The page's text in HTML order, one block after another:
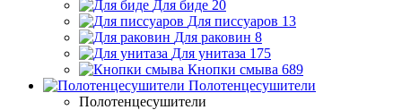
Для биде 20
Для писсуаров 13
Для раковин 8
Для унитаза 175
Кнопки смыва 689
Полотенцесушители
Полотенцесушители